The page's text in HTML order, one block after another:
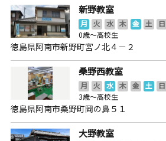
新野教室
月 火 水 木 金 土
日
0歳～高校生
徳島県阿南市新野町宮ノ北４－２
桑野西教室
月 火 水 木 金 土
日
3歳～高校生
徳島県阿南市桑野町岡の鼻５１
大野教室